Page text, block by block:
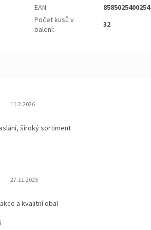
EAN:
8585025400254
Počet kusů v
balení: 32
Hodnocení obchodu je 5 z 5 hvězdiček.
11.2.2026
široký sortiment
Hodnocení obchodu je 5 z 5 hvězdiček.
27.11.2025
a kvalitní obal